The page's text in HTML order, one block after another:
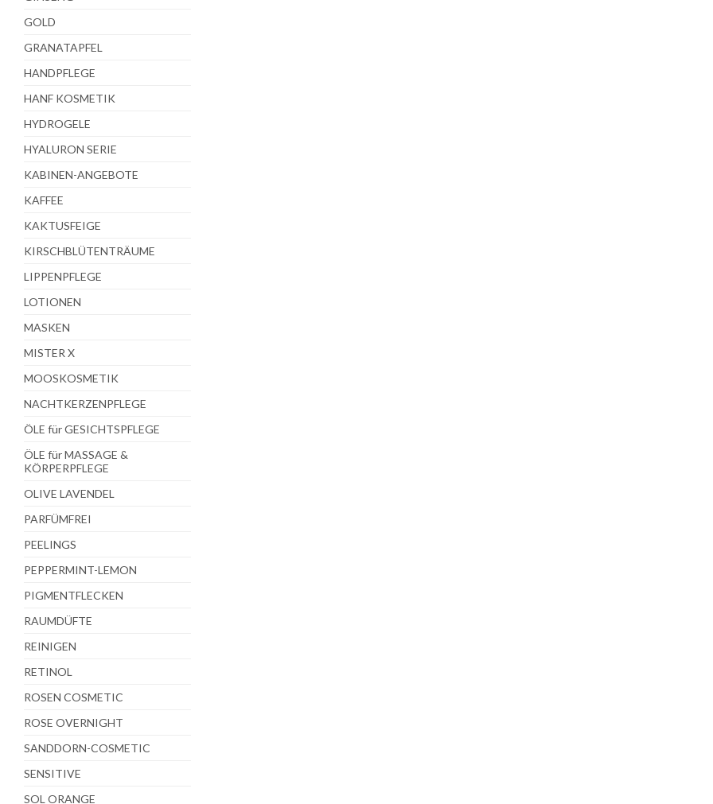
GOLD
GRANATAPFEL
HANDPFLEGE
HANF KOSMETIK
HYDROGELE
HYALURON SERIE
KABINEN-ANGEBOTE
KAFFEE
KAKTUSFEIGE
KIRSCHBLÜTENTRÄUME
LIPPENPFLEGE
LOTIONEN
MASKEN
MISTER X
MOOSKOSMETIK
NACHTKERZENPFLEGE
ÖLE für GESICHTSPFLEGE
ÖLE für MASSAGE &
KÖRPERPFLEGE
OLIVE LAVENDEL
PARFÜMFREI
PEELINGS
PEPPERMINT-LEMON
PIGMENTFLECKEN
RAUMDÜFTE
REINIGEN
RETINOL
ROSEN COSMETIC
ROSE OVERNIGHT
SANDDORN-COSMETIC
SENSITIVE
SOL ORANGE